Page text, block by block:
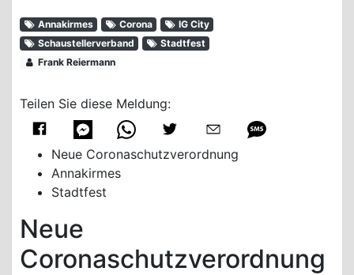
Annakirmes Corona
IG City
Schaustellerverband
Stadtfest
Frank Reiermann
Teilen Sie diese Meldung:
Neue Coronaschutzverordnung
Annakirmes
Stadtfest
Neue
Coronaschutzverordnung